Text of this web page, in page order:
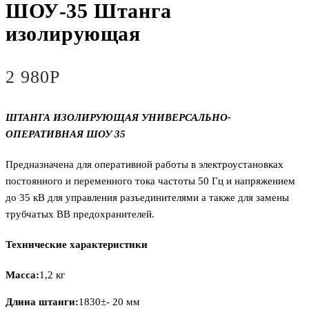
ШОУ-35 Штанга
изолирующая
2 980Р
ШТАНГА ИЗОЛИРУЮЩАЯ УНИВЕРСАЛЬНО-
ОПЕРАТИВНАЯ ШОУ 35
Предназначена для оперативной работы в электроустановках
постоянного и переменного тока частоты 50 Гц и напряжением
до 35 кВ для управления разъединителями а также для замены
трубчатых ВВ предохранителей.
Технические характеристики
Масса:1,2 кг
Длина штанги:1830±- 20 мм